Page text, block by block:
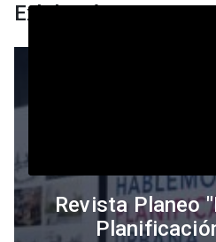
Exhibición
Revista Planeo